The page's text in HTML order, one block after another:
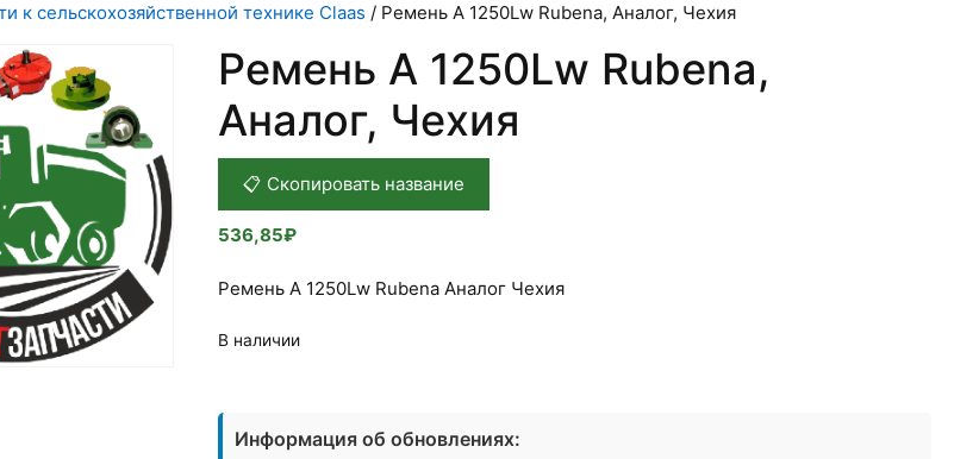
к сельскохозяйственной технике Claas / Ремень А 1250Lw Rubena, Аналог, Чехия
Ремень А 1250Lw Rubena,
Аналог, Чехия
📋 Скопировать название
536,85₽
Ремень А 1250Lw Rubena Аналог Чехия
В наличии
товара
Ремень
Информация об обновлениях: